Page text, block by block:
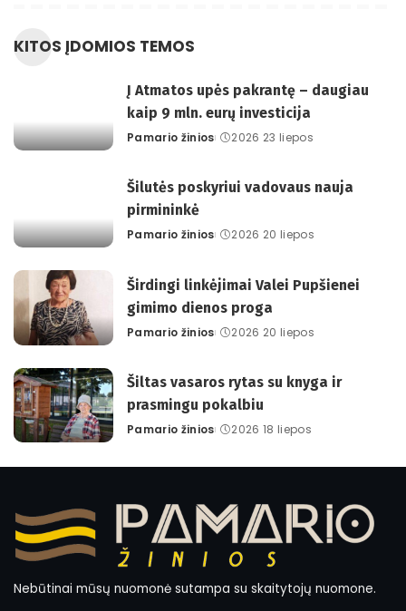
KITOS ĮDOMIOS TEMOS
Į Atmatos upės pakrantę – daugiau
kaip 9 mln. eurų investicija
Posted
Pamario žinios 2026 23 liepos
Šilutės poskyriui vadovaus nauja
pirmininkė
Posted
Pamario žinios 2026 20 liepos
Širdingi linkėjimai Valei Pupšienei
gimimo dienos proga
Posted
Pamario žinios 2026 20 liepos
Šiltas vasaros rytas su knyga ir
prasmingu pokalbiu
Posted
Pamario žinios 2026 18 liepos
Nebūtinai mūsų nuomonė sutampa su skaitytojų nuomone.